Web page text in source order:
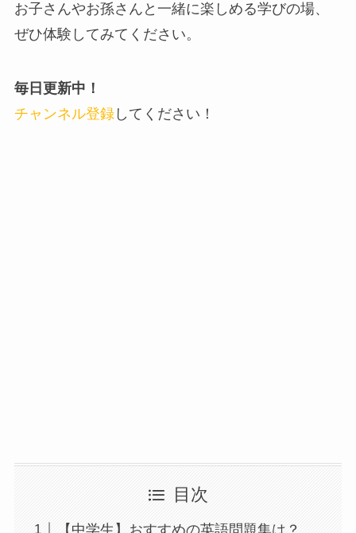
お子さんやお孫さんと一緒に楽しめる学びの場、
ぜひ体験してみてください。
毎日更新中！
チャンネル登録してください！
目次
【中学生】おすすめの英語問題集は？